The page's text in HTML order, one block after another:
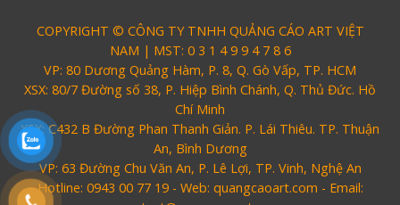
COPYRIGHT © CÔNG TY TNHH QUẢNG CÁO ART VIỆT
NAM | MST: 0 3 1 4 9 9 4 7 8 6
VP: 80 Dương Quảng Hàm, P. 8, Q. Gò Vấp, TP. HCM
XSX: 80/7 Đường số 38, P. Hiệp Bình Chánh, Q. Thủ Đức. Hồ
Chí Minh
XSX: C432 B Đường Phan Thanh Giản. P. Lái Thiêu. TP. Thuận
An, Bình Dương
VP: 63 Đường Chu Văn An, P. Lê Lợi, TP. Vinh, Nghệ An
Hotline: 0943 00 77 19 - Web: quangcaoart.com - Email: